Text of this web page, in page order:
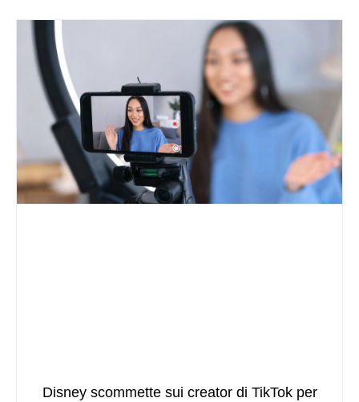
Disney scommette sui creator di TikTok per